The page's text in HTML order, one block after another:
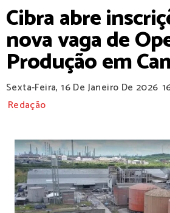
Cibra abre
nova vaga de
Produção em
Sexta-Feira, 16 De Janeiro De 2026
Redação